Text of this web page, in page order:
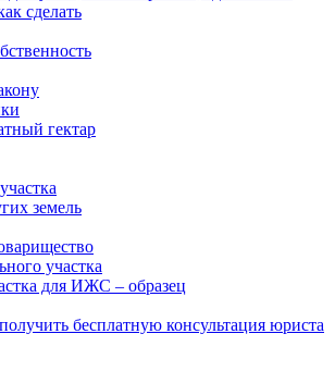
сделать
гектар
земель
участка
для ИЖС – образец
бесплатную консультация юриста